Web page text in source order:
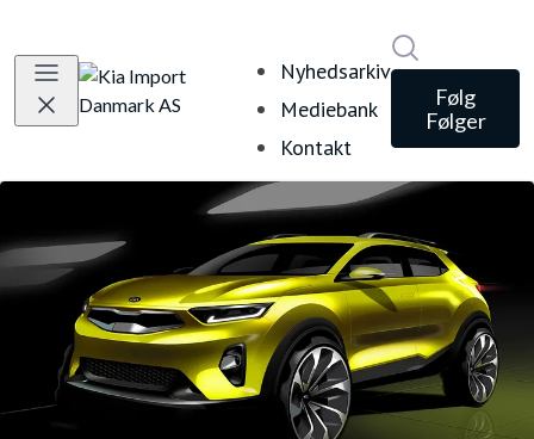
Nyhedsarkiv
Mediebank
Kontakt
Følg
Følger